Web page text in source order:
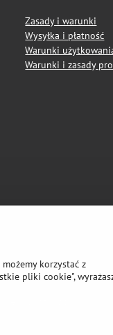
Zasady i warunki
Wysyłka i płatność
Warunki
Warunki i zasady
korzystać z
pliki cookie",